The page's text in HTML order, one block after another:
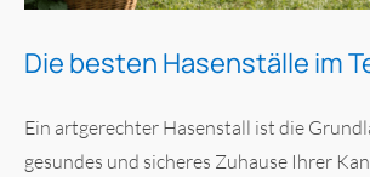
Die besten Hasenställe im
Ein artgerechter Hasenstall ist die
gesundes und sicheres Zuhause Ihrer